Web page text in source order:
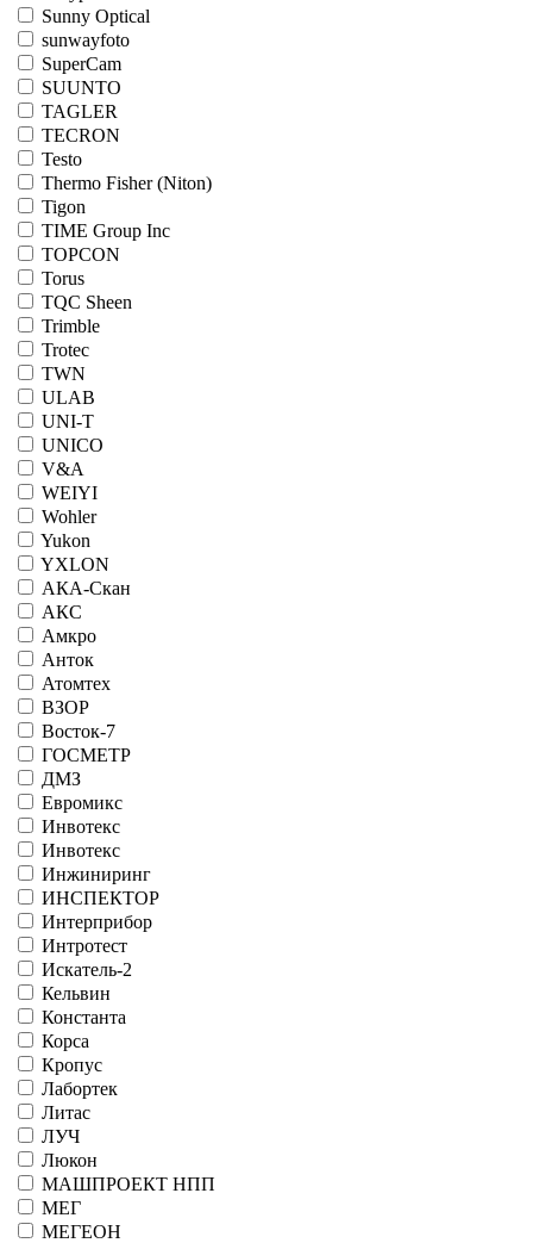
Sunny Optical
sunwayfoto
SuperCam
SUUNTO
TAGLER
TECRON
Testo
Thermo Fisher (Niton)
Tigon
TIME Group Inc
TOPCON
Torus
TQC Sheen
Trimble
Trotec
TWN
ULAB
UNI-T
UNICO
V&A
WEIYI
Wohler
Yukon
YXLON
АКА-Скан
АКС
Амкро
Анток
Атомтех
ВЗОР
Восток-7
ГОСМЕТР
ДМЗ
Евромикс
Инвотекс
Инвотекс
Инжиниринг
ИНСПЕКТОР
Интерприбор
Интротест
Искатель-2
Кельвин
Константа
Корса
Кропус
Лабортек
Литас
ЛУЧ
Люкон
МАШПРОЕКТ НПП
МЕГ
МЕГЕОН